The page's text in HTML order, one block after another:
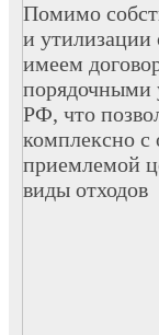
Помимо
и утилизации
имеем
порядочными
РФ, что
комплексно с
приемлемой
виды отходов